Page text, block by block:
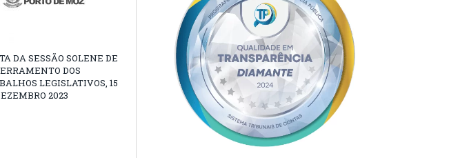
DA SESSÃO SOLENE DE
DOS
LEGISLATIVOS, 15
2023